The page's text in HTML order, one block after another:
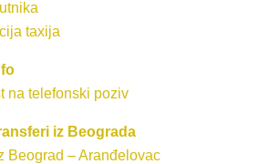
taxija
na telefonski poziv
iz Beograda
Beograd – Aranđelovac